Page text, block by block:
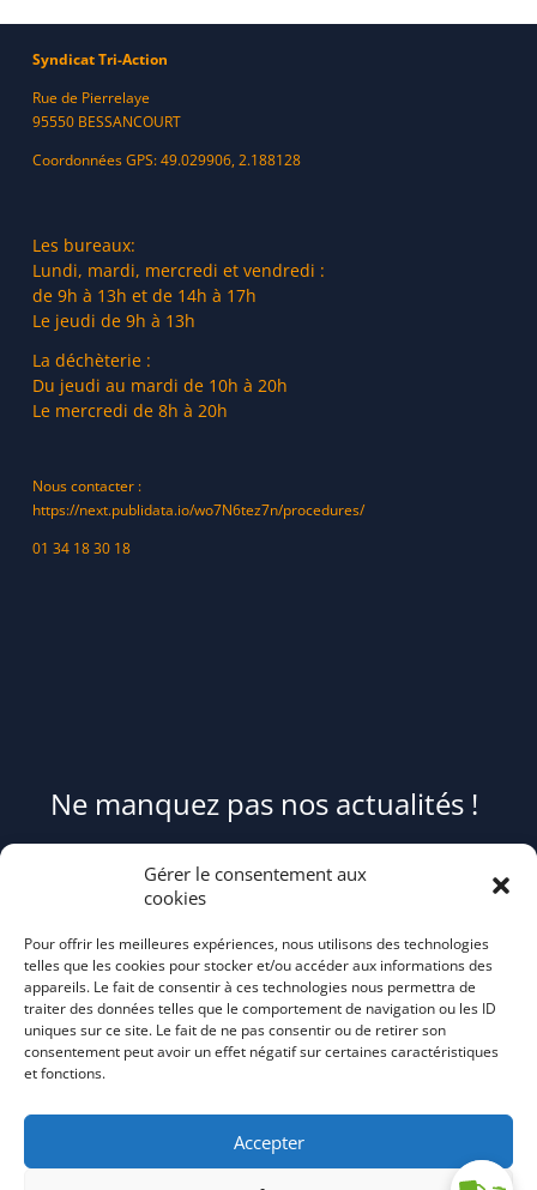
Gérer le consentement aux
cookies
Pour offrir les meilleures expériences, nous utilisons des technologies
telles que les cookies pour stocker et/ou accéder aux informations des
appareils. Le fait de consentir à ces technologies nous permettra de
traiter des données telles que le comportement de navigation ou les ID
uniques sur ce site. Le fait de ne pas consentir ou de retirer son
consentement peut avoir un effet négatif sur certaines caractéristiques
et fonctions.
Accepter
Syndicat Tri-Action
Rue de Pierrelaye
95550 BESSANCOURT
Coordonnées GPS: 49.029906, 2.188128
Les bureaux:
Lundi, mardi, mercredi et vendredi :
de 9h à 13h et de 14h à 17h
Le jeudi de 9h à 13h
La déchèterie :
Du jeudi au mardi de 10h à 20h
Le mercredi de 8h à 20h
Nous contacter :
https://next.publidata.io/wo7N6tez7n/procedures/
01 34 18 30 18
Ne manquez pas nos actualités !
conseils et astuces pour mieux trier et réduire vos déchets,
vous au flash info bi-mensuel Tri Action!